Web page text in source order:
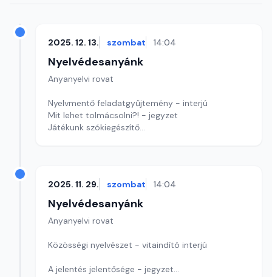
2025. 12. 13. szombat 14:04
Nyelvédesanyánk
Anyanyelvi rovat
Nyelvmentő feladatgyűjtemény - interjú
Mit lehet tolmácsolni?! - jegyzet
Játékunk szókiegészítő
2025. 11. 29. szombat 14:04
Nyelvédesanyánk
Anyanyelvi rovat
Közösségi nyelvészet - vitaindító interjú
A jelentés jelentősége - jegyzet